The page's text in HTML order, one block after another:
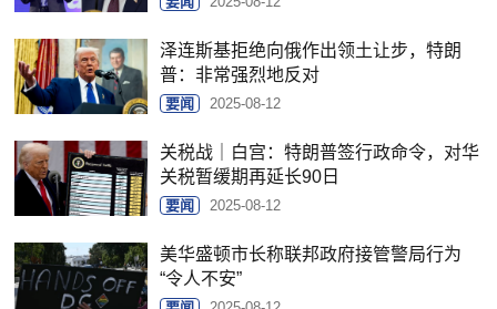
泽连斯基拒绝向俄作出领土让步，特朗
普：非常强烈地反对
要闻 2025-08-12
关税战｜白宫：特朗普签行政命令，对华
关税暂缓期再延长90日
要闻 2025-08-12
美华盛顿市长称联邦政府接管警局行为
“令人不安”